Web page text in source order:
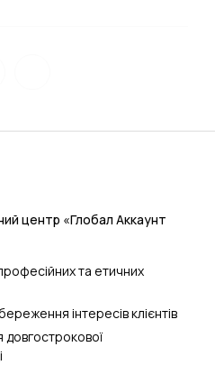
центр «Глобал Аккаунт
та етичних
інтересів клієнтів